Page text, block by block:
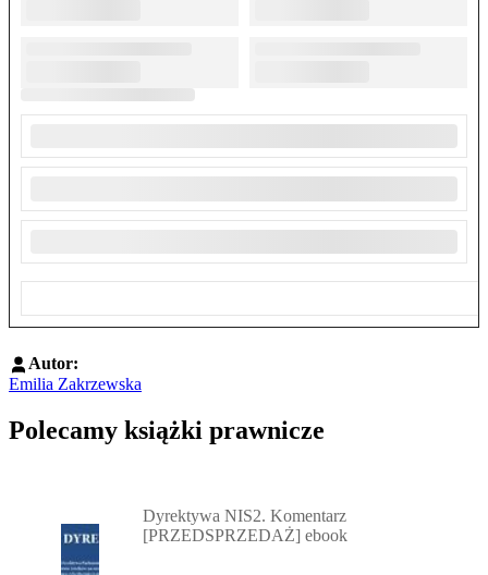
Autor:
Emilia Zakrzewska
Polecamy książki prawnicze
Dyrektywa NIS2. Komentarz
[PRZEDSPRZEDAŻ] ebook